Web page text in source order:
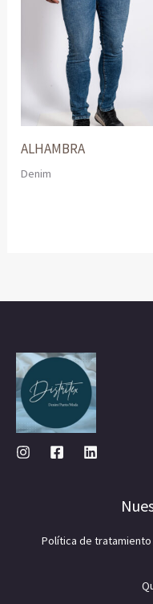
ALHAMBRA
Denim
Política de